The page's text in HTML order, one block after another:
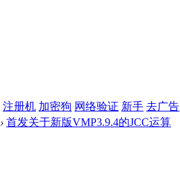
注册机 加密狗 网络验证 新手 去广告
› 首发关于新版VMP3.9.4的JCC运算